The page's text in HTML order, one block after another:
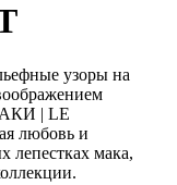
узоры на
| LE
любовь и
лепестках мака,